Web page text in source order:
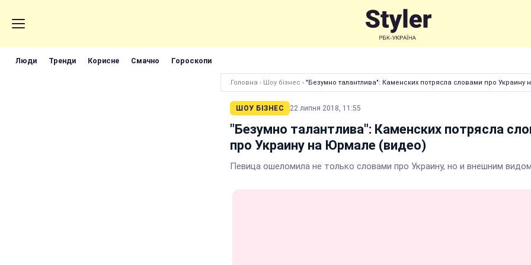
Люди Тренди Корисне Смачно Гороскопи
Головна › Шоу бізнес › "Безумно талантлива": Каменских потрясла словами про
ШОУ БІЗНЕС 22 липня 2018, 11:55
"Безумно талантлива": Каменских потрясла
про Украину на Юрмале (видео)
Певица ошеломила не только словами про Украину, но и внешним